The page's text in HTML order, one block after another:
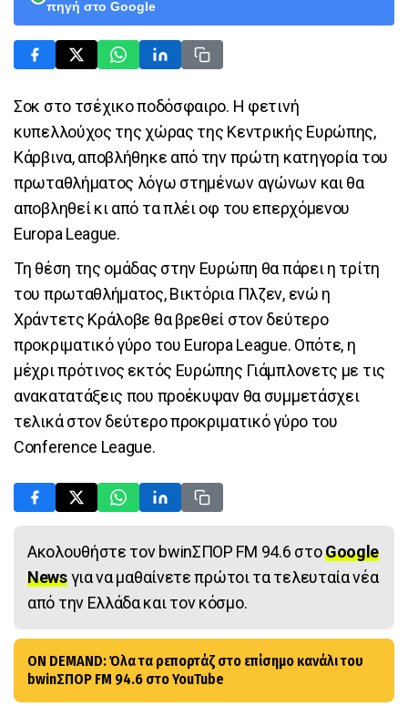
πηγή στο Google
Σοκ στο τσέχικο ποδόσφαιρο. Η φετινή
κυπελλούχος της χώρας της Κεντρικής Ευρώπης,
Κάρβινα, αποβλήθηκε από την πρώτη κατηγορία του
πρωταθλήματος λόγω στημένων αγώνων και θα
αποβληθεί κι από τα πλέι οφ του επερχόμενου
Europa League.
Τη θέση της ομάδας στην Ευρώπη θα πάρει η τρίτη
του πρωταθλήματος, Βικτόρια Πλζεν, ενώ η
Χράντετς Κράλοβε θα βρεθεί στον δεύτερο
προκριματικό γύρο του Europa League. Οπότε, η
μέχρι πρότινος εκτός Ευρώπης Γιάμπλονετς με τις
ανακατατάξεις που προέκυψαν θα συμμετάσχει
τελικά στον δεύτερο προκριματικό γύρο του
Conference League.
Ακολουθήστε τον bwinΣΠΟΡ FM 94.6 στοGoogle
Newsγια να μαθαίνετε πρώτοι τα τελευταία νέα
από την Ελλάδα και τον κόσμο.
ON DEMAND: Όλα τα ρεπορτάζ στο επίσημο κανάλι του
bwinΣΠΟΡ FM 94.6 στο YouTube